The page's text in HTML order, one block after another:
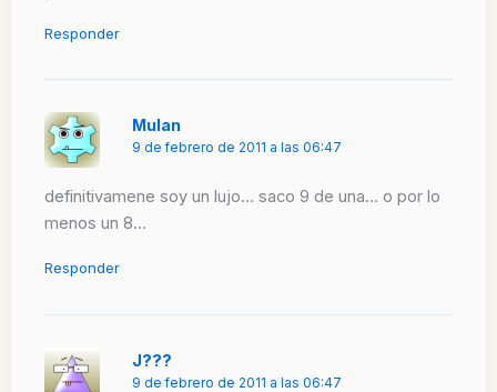
Responder
Mulan
9 de febrero de 2011 a las 06:47
definitivamene soy un lujo… saco 9 de una… o por lo
menos un 8…
Responder
J???
9 de febrero de 2011 a las 06:47